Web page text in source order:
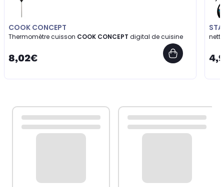
COOK CONCEPT
Thermomètre cuisson COOK CONCEPT digital de cuisine
8,02€